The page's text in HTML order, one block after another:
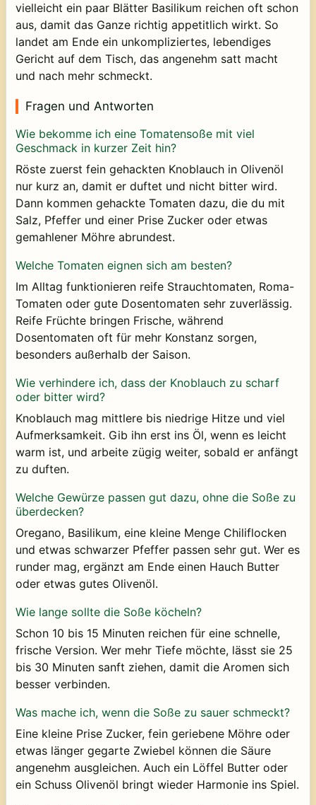
vielleicht ein paar Blätter Basilikum reichen oft schon
aus, damit das Ganze richtig appetitlich wirkt. So
landet am Ende ein unkompliziertes, lebendiges
Gericht auf dem Tisch, das angenehm satt macht
und nach mehr schmeckt.
Fragen und Antworten
Wie bekomme ich eine Tomatensoße mit viel
Geschmack in kurzer Zeit hin?
Röste zuerst fein gehackten Knoblauch in Olivenöl
nur kurz an, damit er duftet und nicht bitter wird.
Dann kommen gehackte Tomaten dazu, die du mit
Salz, Pfeffer und einer Prise Zucker oder etwas
gemahlener Möhre abrundest.
Welche Tomaten eignen sich am besten?
Im Alltag funktionieren reife Strauchtomaten, Roma-
Tomaten oder gute Dosentomaten sehr zuverlässig.
Reife Früchte bringen Frische, während
Dosentomaten oft für mehr Konstanz sorgen,
besonders außerhalb der Saison.
Wie verhindere ich, dass der Knoblauch zu scharf
oder bitter wird?
Knoblauch mag mittlere bis niedrige Hitze und viel
Aufmerksamkeit. Gib ihn erst ins Öl, wenn es leicht
warm ist, und arbeite zügig weiter, sobald er anfängt
zu duften.
Welche Gewürze passen gut dazu, ohne die Soße zu
überdecken?
Oregano, Basilikum, eine kleine Menge Chiliflocken
und etwas schwarzer Pfeffer passen sehr gut. Wer es
runder mag, ergänzt am Ende einen Hauch Butter
oder etwas gutes Olivenöl.
Wie lange sollte die Soße köcheln?
Schon 10 bis 15 Minuten reichen für eine schnelle,
frische Version. Wer mehr Tiefe möchte, lässt sie 25
bis 30 Minuten sanft ziehen, damit die Aromen sich
besser verbinden.
Was mache ich, wenn die Soße zu sauer schmeckt?
Eine kleine Prise Zucker, fein geriebene Möhre oder
etwas länger gegarte Zwiebel können die Säure
angenehm ausgleichen. Auch ein Löffel Butter oder
ein Schuss Olivenöl bringt wieder Harmonie ins Spiel.